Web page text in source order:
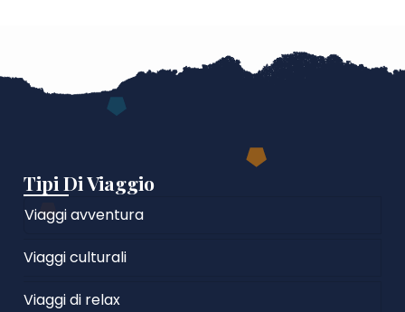
Tipi Di Viaggio
Viaggi avventura
Viaggi culturali
Viaggi di relax